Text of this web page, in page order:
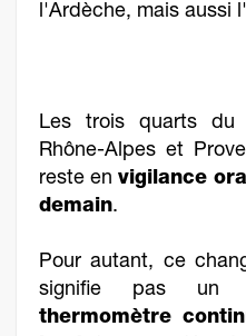
l'Ardèche, mais aussi
Les trois quarts du
Rhône-Alpes et
reste en vigilance
demain.
Pour autant, ce
signifie pas un
thermomètre